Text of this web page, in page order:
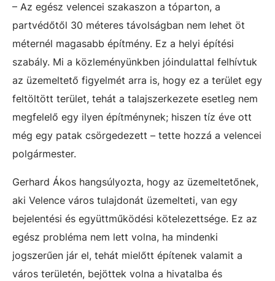
– Az egész velencei szakaszon a tóparton, a
partvédőtől 30 méteres távolságban nem lehet öt
méternél magasabb építmény. Ez a helyi építési
szabály. Mi a közleményünkben jóindulattal felhívtuk
az üzemeltető figyelmét arra is, hogy ez a terület egy
feltöltött terület, tehát a talajszerkezete esetleg nem
megfelelő egy ilyen építménynek; hiszen tíz éve ott
még egy patak csörgedezett – tette hozzá a velencei
polgármester.
Gerhard Ákos hangsúlyozta, hogy az üzemeltetőnek,
aki Velence város tulajdonát üzemelteti, van egy
bejelentési és együttműködési kötelezettsége. Ez az
egész probléma nem lett volna, ha mindenki
jogszerűen jár el, tehát mielőtt építenek valamit a
város területén, bejöttek volna a hivatalba és